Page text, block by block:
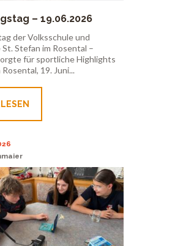
– 19.06.2026
der Volksschule und
Stefan im Rosental –
für sportliche Highlights
19. Juni...